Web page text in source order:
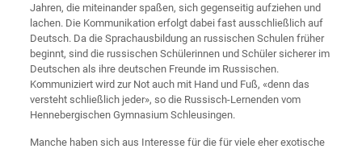
Jahren, die miteinander spaßen, sich gegenseitig aufziehen und
lachen. Die Kommunikation erfolgt dabei fast ausschließlich auf
Deutsch. Da die Sprachausbildung an russischen Schulen früher
beginnt, sind die russischen Schülerinnen und Schüler sicherer im
Deutschen als ihre deutschen Freunde im Russischen.
Kommuniziert wird zur Not auch mit Hand und Fuß, «denn das
versteht schließlich jeder», so die Russisch-Lernenden vom
Hennebergischen Gymnasium Schleusingen.
Manche haben sich aus Interesse für die für viele eher exotische